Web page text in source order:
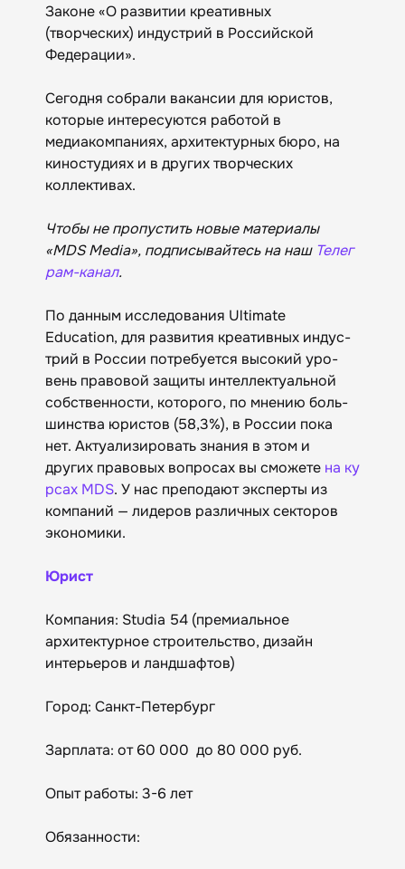
Законе «О развитии креативных
(творческих) индустрий в Российской
Федерации».
Сегодня собрали вакансии для юристов,
которые интересуются работой в
медиакомпаниях, архитектурных бюро, на
киностудиях и в других творческих
коллективах.
Чтобы не пропустить новые материалы
«MDS Media», подписывайтесь на нашТелег
рам-канал.
По данным исследования Ultimate
Education, для раз­ви­тия креа­тив­ных ин­дус­
трий в Рос­сии пот­ре­бует­ся вы­сокий уро­
вень пра­вовой за­щиты ин­тел­лек­туаль­ной
собс­твен­нос­ти, ко­торо­го, по мне­нию боль­
шинс­тва юрис­тов (58,3%), в Рос­сии по­ка
нет. Актуализировать знания в этом и
других правовых вопросах вы сможете на ку
рсах MDS. У нас преподают эксперты из
компаний — лидеров различных секторов
экономики.
Юрист
Компания: Studia 54 (премиальное
архитектурное строительство, дизайн
интерьеров и ландшафтов)
Город: Санкт-Петербург
Зарплата: от 60 000 до 80 000 руб.
Опыт работы: 3-6 лет
Обязанности: